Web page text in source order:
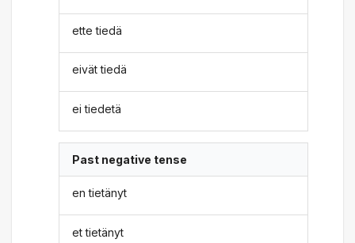
ette tiedä
eivät tiedä
ei tiedetä
Past negative tense
en tietänyt
et tietänyt